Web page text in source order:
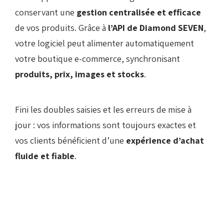
conservant une gestion centralisée et efficace
de vos produits. Grâce à l’API de Diamond SEVEN,
votre logiciel peut alimenter automatiquement
votre boutique e-commerce, synchronisant
produits, prix, images et stocks.
Fini les doubles saisies et les erreurs de mise à
jour : vos informations sont toujours exactes et
vos clients bénéficient d’une expérience d’achat
fluide et fiable.